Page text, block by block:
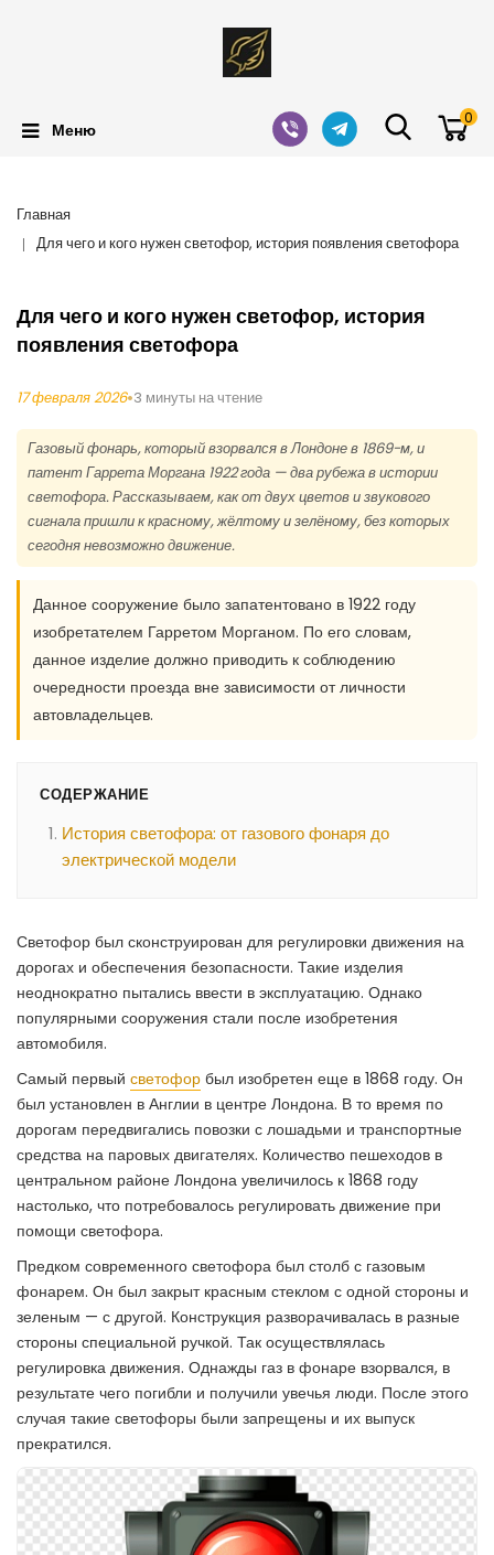
0
Меню
Главная
Для чего и кого нужен светофор, история появления светофора
Для чего и кого нужен светофор, история
появления светофора
17 февраля 2026•3 минуты на чтение
Газовый фонарь, который взорвался в Лондоне в 1869-м, и
патент Гаррета Моргана 1922 года — два рубежа в истории
светофора. Рассказываем, как от двух цветов и звукового
сигнала пришли к красному, жёлтому и зелёному, без которых
сегодня невозможно движение.
Данное сооружение было запатентовано в 1922 году
изобретателем Гарретом Морганом. По его словам,
данное изделие должно приводить к соблюдению
очередности проезда вне зависимости от личности
автовладельцев.
СОДЕРЖАНИЕ
История светофора: от газового фонаря до
электрической модели
Светофор был сконструирован для регулировки движения на
дорогах и обеспечения безопасности. Такие изделия
неоднократно пытались ввести в эксплуатацию. Однако
популярными сооружения стали после изобретения
автомобиля.
Самый первый светофор был изобретен еще в 1868 году. Он
был установлен в Англии в центре Лондона. В то время по
дорогам передвигались повозки с лошадьми и транспортные
средства на паровых двигателях. Количество пешеходов в
центральном районе Лондона увеличилось к 1868 году
настолько, что потребовалось регулировать движение при
помощи светофора.
Предком современного светофора был столб с газовым
фонарем. Он был закрыт красным стеклом с одной стороны и
зеленым — с другой. Конструкция разворачивалась в разные
стороны специальной ручкой. Так осуществлялась
регулировка движения. Однажды газ в фонаре взорвался, в
результате чего погибли и получили увечья люди. После этого
случая такие светофоры были запрещены и их выпуск
прекратился.